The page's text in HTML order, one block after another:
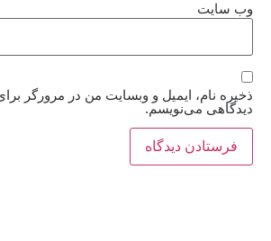
وب‌ سایت
ذخیره نام، ایمیل و وبسایت من در مرورگر
دیدگاهی می‌نویسم.